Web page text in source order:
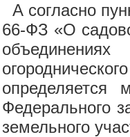
А согласно
66-ФЗ «О
определяется
Федерального
земельного